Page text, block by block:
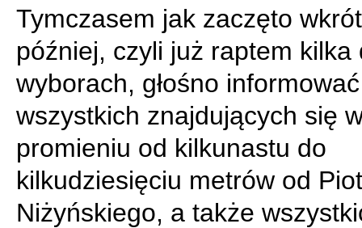
Tymczasem jak zaczęto
później, czyli już raptem kilka
wyborach, głośno informować
wszystkich znajdujących się
promieniu od kilkunastu do
kilkudziesięciu metrów od
Niżyńskiego, a także